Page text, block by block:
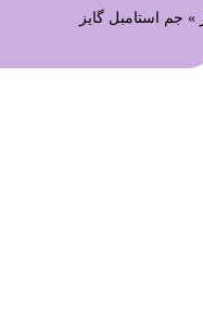
» جم استامبل گایز